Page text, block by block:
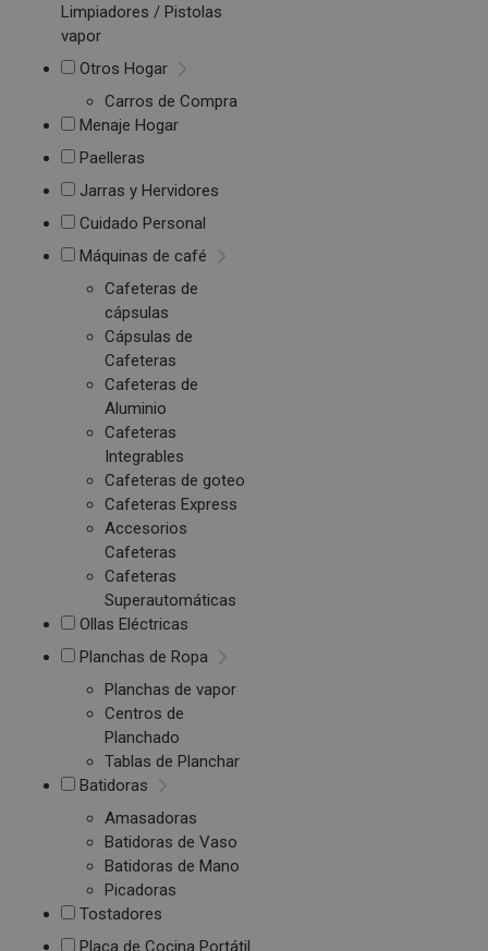
Limpiadores / Pistolas
vapor
Otros Hogar
Carros de Compra
Menaje Hogar
Paelleras
Jarras y Hervidores
Cuidado Personal
Máquinas de café
Cafeteras de
cápsulas
Cápsulas de
Cafeteras
Cafeteras de
Aluminio
Cafeteras
Integrables
Cafeteras de goteo
Cafeteras Express
Accesorios
Cafeteras
Cafeteras
Superautomáticas
Ollas Eléctricas
Planchas de Ropa
Planchas de vapor
Centros de
Planchado
Tablas de Planchar
Batidoras
Amasadoras
Batidoras de Vaso
Batidoras de Mano
Picadoras
Tostadores
Placa de Cocina Portátil